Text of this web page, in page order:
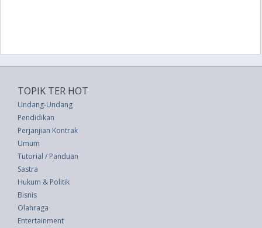
TOPIK TER HOT
Undang-Undang
Pendidikan
Perjanjian Kontrak
Umum
Tutorial / Panduan
Sastra
Hukum & Politik
Bisnis
Olahraga
Entertainment